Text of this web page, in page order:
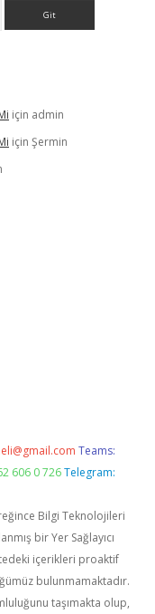
için admin
için Şermin
Teams:
606 0 726 Telegram:
Bilgi Teknolojileri
bir Yer Sağlayıcı
içerikleri proaktif
bulunmamaktadır.
taşımakta olup,